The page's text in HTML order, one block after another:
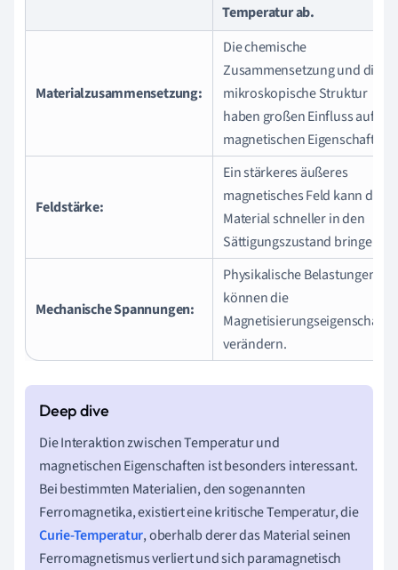
Temperatur ab.
Materialzusammensetzung:
Die chemische
Zusammensetzung und die
mikroskopische Struktur
haben großen Einfluss auf die
magnetischen Eigenschaften.
Feldstärke:
Ein stärkeres äußeres
magnetisches Feld kann das
Material schneller in den
Sättigungszustand bringen.
Mechanische Spannungen:
Physikalische Belastungen
können die
verändern.
Die Interaktion zwischen Temperatur und
magnetischen Eigenschaften ist besonders interessant.
Bei bestimmten Materialien, den sogenannten
Ferromagnetika, existiert eine kritische Temperatur, die
Curie-Temperatur, oberhalb derer das Material seinen
Ferromagnetismus verliert und sich paramagnetisch